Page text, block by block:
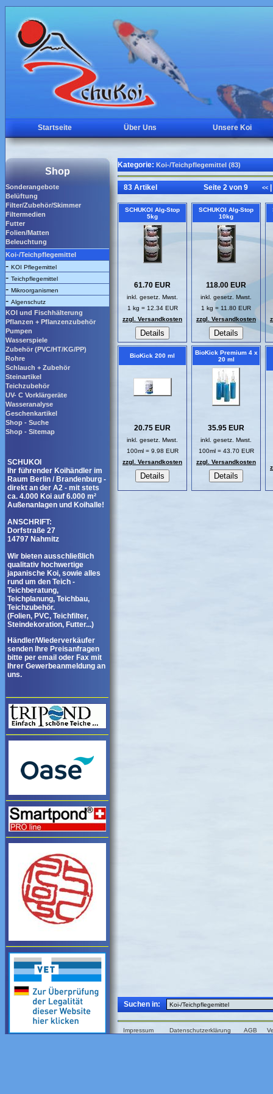
Startseite Über Uns Unsere Koi
Shop
Sonderangebote
Belüftung
Filter/Zubehör/Skimmer
Filtermedien
Futter
Folien/Matten
Beleuchtung
Koi-/Teichpflegemittel
- KOI Pflegemittel
- Teichpflegemittel
- Mikroorganismen
- Algenschutz
KOI und Fischhälterung
Pflanzen + Pflanzenzubehör
Pumpen
Wasserspiele
Zubehör (PVC/HT/KG/PP)
Rohre
Schlauch + Zubehör
Steinartikel
Teichzubehör
UV- C Vorklärgeräte
Wasseranalyse
Geschenkartikel
Shop - Suche
Shop - Sitemap
SCHUKOI
Ihr führender Koihändler im
Raum Berlin / Brandenburg -
direkt an der A2 - mit stets
ca. 4.000 Koi auf 6.000 m²
Außenanlagen und Koihalle!
ANSCHRIFT:
Dorfstraße 27
14797 Nahmitz
Wir bieten ausschließlich
qualitativ hochwertige
japanische Koi, sowie alles
rund um den Teich -
Teichberatung,
Teichplanung, Teichbau,
Teichzubehör.
(Folien, PVC, Teichfilter,
Steindekoration, Futter...)
Händler/Wiederverkäufer
senden Ihre Preisanfragen
bitte per email oder Fax mit
Ihrer Gewerbeanmeldung an
uns.
Kategorie: Koi-/Teichpflegemittel (83)
83 Artikel Seite 2 von 9 <<
SCHUKOI Alg-Stop
5kg
61.70 EUR
inkl. gesetz. Mwst.
1 kg = 12.34 EUR
zzgl. Versandkosten
SCHUKOI Alg-Stop
10kg
118.00 EUR
inkl. gesetz. Mwst.
1 kg = 11.80 EUR
zzgl. Versandkosten
BioKick 200 ml
20.75 EUR
inkl. gesetz. Mwst.
100ml = 9.98 EUR
zzgl. Versandkosten
BioKick Premium 4 x
20 ml
35.95 EUR
inkl. gesetz. Mwst.
100ml = 43.70 EUR
zzgl. Versandkosten
Suchen in:
Impressum Datenschutzerklärung AGB